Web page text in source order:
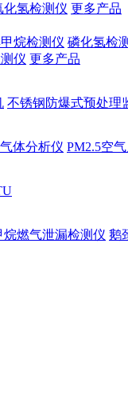
化氢检测仪 更多产品
烷检测仪 磷化氢检
仪 更多产品
不锈钢防爆式预处理
体分析仪 PM2.5空
烷燃气泄漏检测仪 鹅